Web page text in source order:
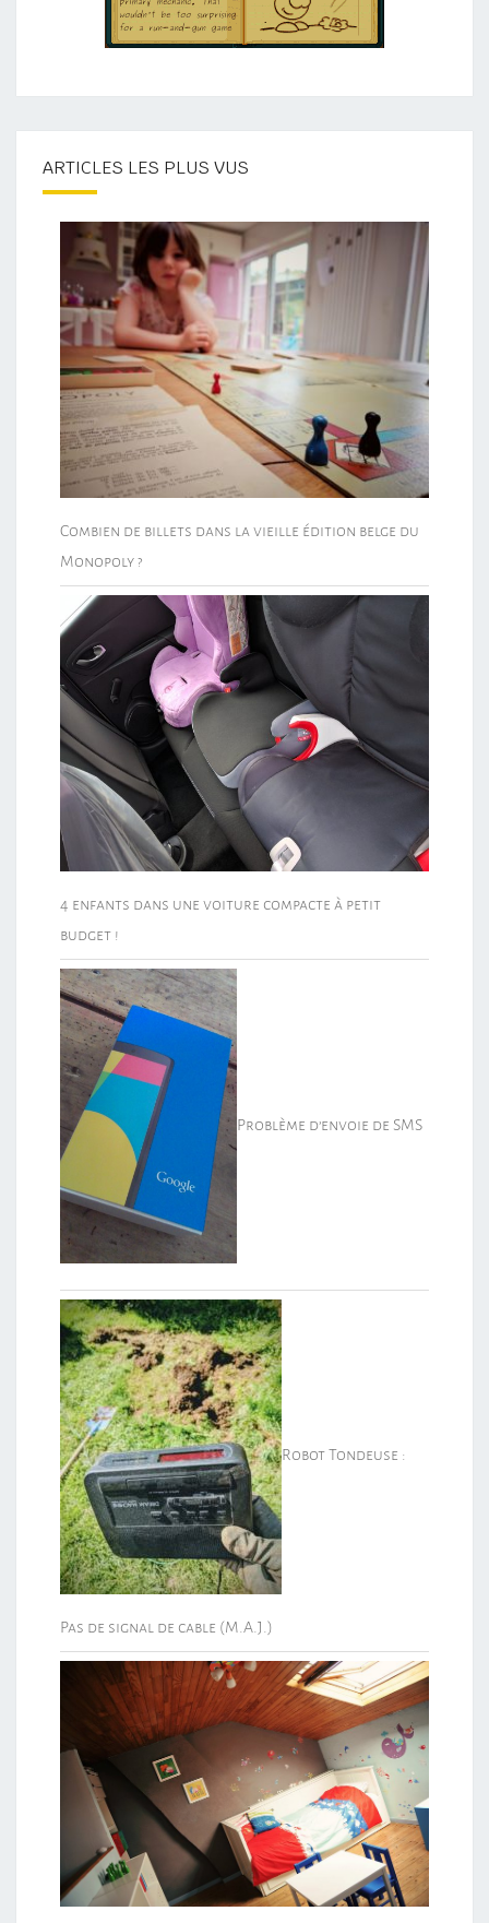
ARTICLES LES PLUS VUS
Combien de billets dans la vieille édition belge du
Monopoly ?
4 enfants dans une voiture compacte à petit
budget !
Problème d’envoie de SMS
Robot Tondeuse :
Pas de signal de cable (M.A.J.)